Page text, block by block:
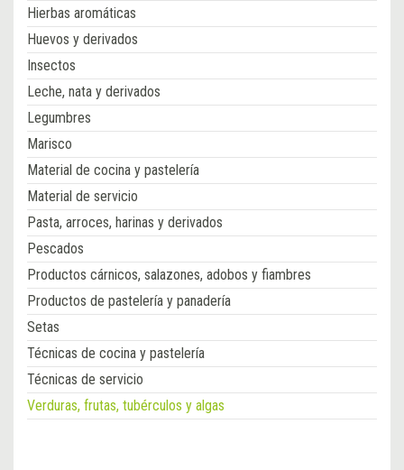
Hierbas aromáticas
Huevos y derivados
Insectos
Leche, nata y derivados
Legumbres
Marisco
Material de cocina y pastelería
Material de servicio
Pasta, arroces, harinas y derivados
Pescados
Productos cárnicos, salazones, adobos y fiambres
Productos de pastelería y panadería
Setas
Técnicas de cocina y pastelería
Técnicas de servicio
Verduras, frutas, tubérculos y algas